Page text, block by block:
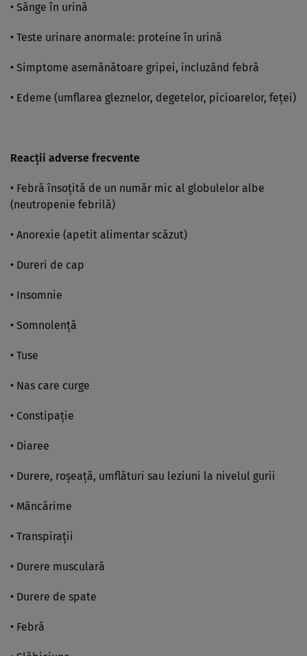
• Sânge în urină
• Teste urinare anormale: proteine în urină
• Simptome asemănătoare gripei, incluzând febră
• Edeme (umflarea gleznelor, degetelor, picioarelor, feţei)
Reacţii adverse frecvente
• Febră însoţită de un număr mic al globulelor albe
(neutropenie febrilă)
• Anorexie (apetit alimentar scăzut)
• Dureri de cap
• Insomnie
• Somnolenţă
• Tuse
• Nas care curge
• Constipaţie
• Diaree
• Durere, roşeaţă, umflături sau leziuni la nivelul gurii
• Mâncărime
• Transpiraţii
• Durere musculară
• Durere de spate
• Febră